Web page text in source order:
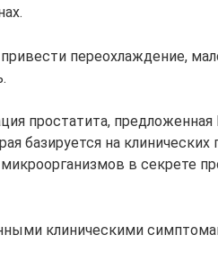
переохлаждение,
простатита,
базируется на клинических
в секрете
клиническими